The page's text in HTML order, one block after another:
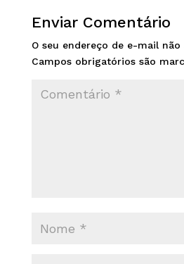
Enviar Comentário
O seu endereço de e-mail
Campos obrigatórios são